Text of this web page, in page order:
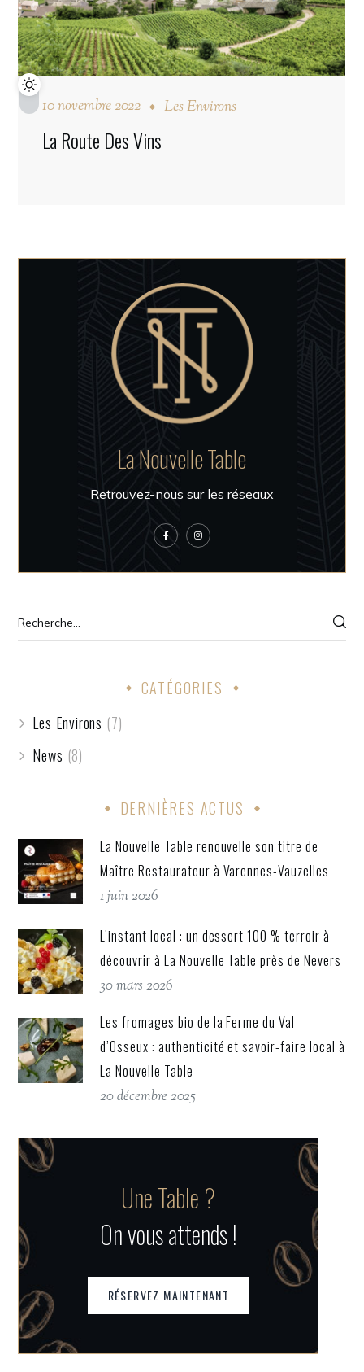
10 novembre 2022 Les Environs
La Route Des Vins
La Nouvelle Table
Retrouvez-nous sur les réseaux
CATÉGORIES
Les Environs (7)
News (8)
DERNIÈRES ACTUS
La Nouvelle Table renouvelle son titre de
Maître Restaurateur à Varennes-Vauzelles
1 juin 2026
L’instant local : un dessert 100 % terroir à
découvrir à La Nouvelle Table près de Nevers
30 mars 2026
Les fromages bio de la Ferme du Val
d’Osseux : authenticité et savoir-faire local à
La Nouvelle Table
20 décembre 2025
Une Table ?
On vous attends !
RÉSERVEZ MAINTENANT